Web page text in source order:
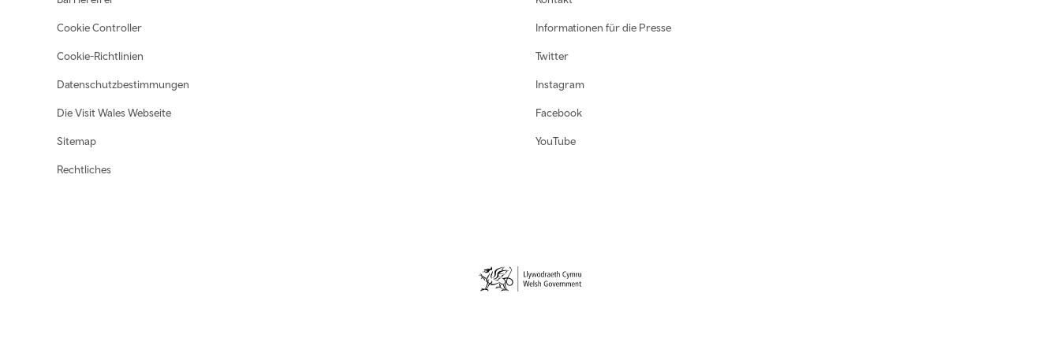
Cookie Controller
Cookie-Richtlinien
Datenschutzbestimmungen
Die Visit Wales Webseite
Sitemap
Rechtliches
Informationen für die Presse
Twitter
Instagram
Facebook
YouTube